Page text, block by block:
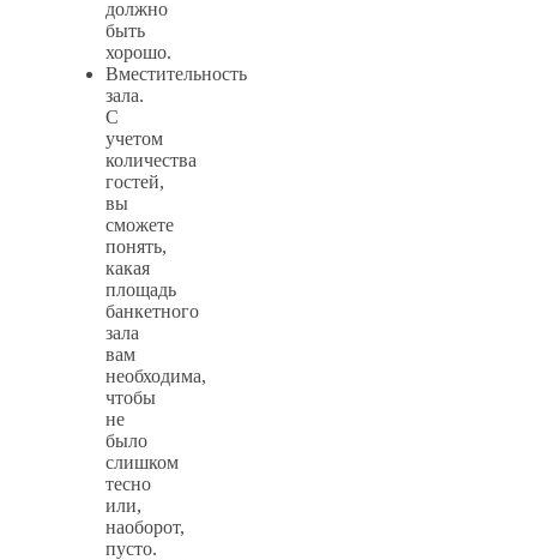
должно
быть
хорошо.
Вместительность
зала.
С
учетом
количества
гостей,
вы
сможете
понять,
какая
площадь
банкетного
зала
вам
необходима,
чтобы
не
было
слишком
тесно
или,
наоборот,
пусто.